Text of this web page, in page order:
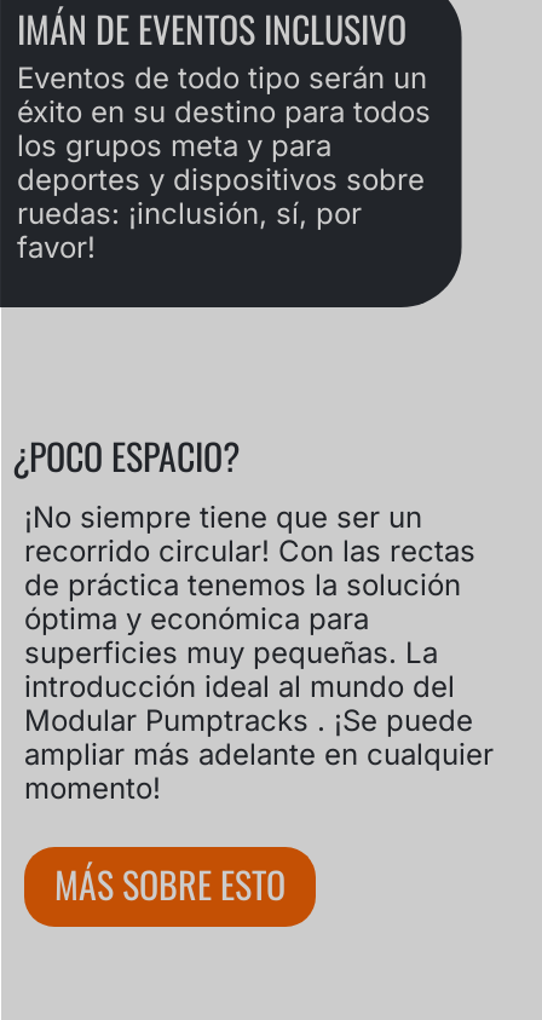
IMÁN DE EVENTOS INCLUSIVO
Eventos de todo tipo serán un
éxito en su destino para todos
los grupos meta y para
deportes y dispositivos sobre
ruedas: ¡inclusión, sí, por
favor!
¿POCO ESPACIO?
¡No siempre tiene que ser un
recorrido circular! Con las rectas
de práctica tenemos la solución
óptima y económica para
superficies muy pequeñas. La
introducción ideal al mundo del
Modular Pumptracks . ¡Se puede
ampliar más adelante en cualquier
momento!
MÁS SOBRE ESTO